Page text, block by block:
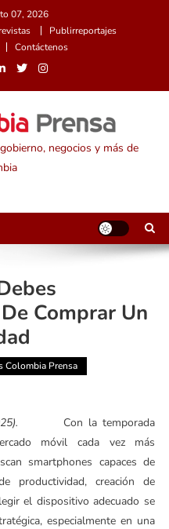
07, 2026
Publirreportajes
Contáctenos
negocios y más de
Comprar Un
Colombia Prensa
2025). Con la temporada
móvil cada vez más
smartphones capaces de
productividad, creación de
el dispositivo adecuado se
especialmente en una